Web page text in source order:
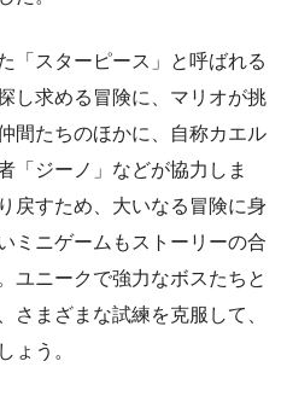
「スターピース」と呼ばれる
し求める冒険に、マリオが挑
間たちのほかに、自称カエル
「ジーノ」などが協力しま
戻すため、大いなる冒険に身
ミニゲームもストーリーの合
ユニークで強力なボスたちと
さまざまな試練を克服して、
ょう。